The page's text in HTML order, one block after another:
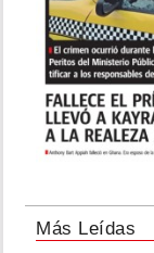
Más Leídas